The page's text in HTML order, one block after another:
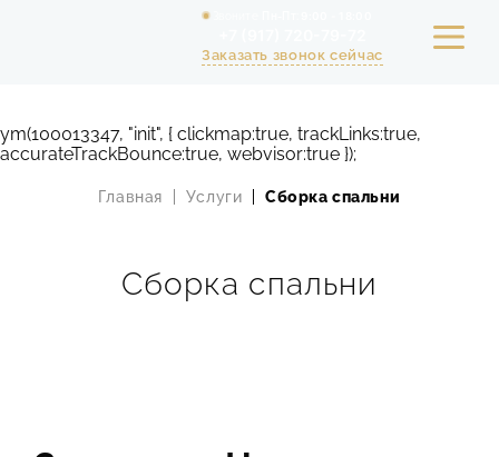
ym(100013347, "init", { clickmap:true, trackLinks:true,
accurateTrackBounce:true, webvisor:true });
Заказать звонок сейчас
РАСЧЕТ СТОИМОСТИ РЕМОНТА
Главная Услуги Сборка спальни
Сборка спальни